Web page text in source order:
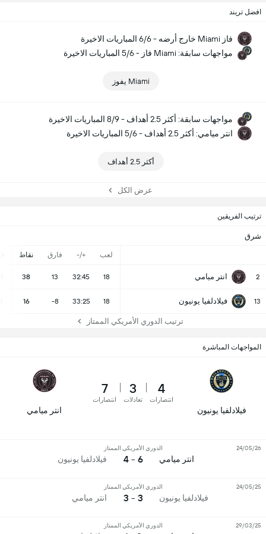
افضل تريند
فاز Miami خارج أرضه - 6/6 المباريات الاخيرة
مواجهات سابقة: Miami فاز - 5/6 المباريات الاخيرة
Miami يفوز
مواجهات سابقة: أكثر 2.5 أهداف - 8/9 المباريات الاخيرة
انتر ميامي: أكثر 2.5 أهداف - 5/6 المباريات الاخيرة
أكثر 2.5 أهداف
عرض الكل
ترتيب الفريقين
شرق
لعب +/- فارق نقاط
2 انتر ميامي 18
32:45
13
38
13 فيلادلفيا يونيون 18
33:25
-8
16
ترتيب الدوري الأمريكي الممتاز
المواجهات المباشرة
فيلادلفيا يونيون
4
انتصارات
3
تعادلات
7
انتصارات
انتر ميامي
انتر ميامي
الدوري الأمريكي الممتاز
6 - 4 فيلادلفيا يونيون
24/05/26
فيلادلفيا يونيون
الدوري الأمريكي الممتاز
3 - 3 انتر ميامي
24/05/25
الدوري الأمريكي الممتاز 29/03/25